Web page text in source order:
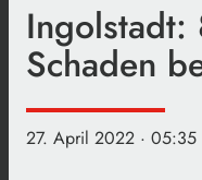
Schaden
27. April 2022 · 05:35